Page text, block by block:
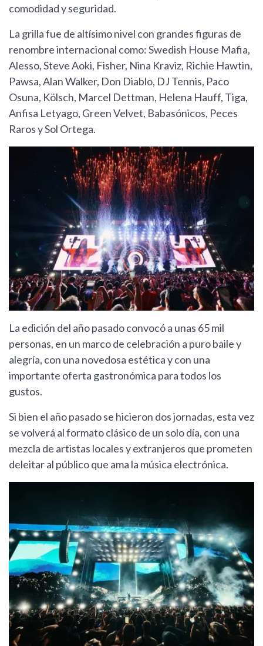
comodidad y seguridad.
La grilla fue de altísimo nivel con grandes figuras de
renombre internacional como: Swedish House Mafia,
Alesso, Steve Aoki, Fisher, Nina Kraviz, Richie Hawtin,
Pawsa, Alan Walker, Don Diablo, DJ Tennis, Paco
Osuna, Kölsch, Marcel Dettman, Helena Hauff, Tiga,
Anfisa Letyago, Green Velvet, Babasónicos, Peces
Raros y Sol Ortega.
La edición del año pasado convocó a unas 65 mil
personas, en un marco de celebración a puro baile y
alegría, con una novedosa estética y con una
importante oferta gastronómica para todos los
gustos.
Si bien el año pasado se hicieron dos jornadas, esta vez
se volverá al formato clásico de un solo día, con una
mezcla de artistas locales y extranjeros que prometen
deleitar al público que ama la música electrónica.